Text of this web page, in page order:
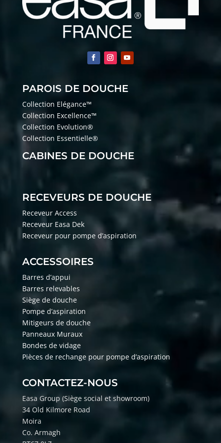
PAROIS DE DOUCHE
Collection Elégance™
Collection Excellence™
Collection Evolution®
Collection Essentielle®
CABINES DE DOUCHE
RECEVEURS DE DOUCHE
Receveur Access
Receveur Easa Dek
Receveur pour pompe d’aspiration
ACCESSOIRES
Barres d’appui
Barres relevables
Siège de douche
Pompe d’aspiration
Mitigeurs de douche
Panneaux Muraux
Bondes de vidage
Pièces de rechange pour pompe d’aspiration
CONTACTEZ-NOUS
Easa Group (Siège social et showroom)
34 Old Kilmore Road
Moira
Co. Armagh